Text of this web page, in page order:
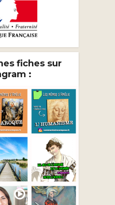
fiches sur
: